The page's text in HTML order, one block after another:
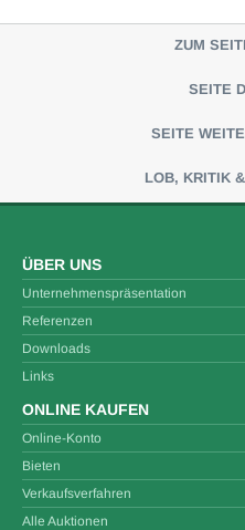
ZUM
SEITE
SEITE
LOB, KRITIK
ÜBER UNS
Unternehmenspräsentation
Referenzen
Downloads
Links
ONLINE KAUFEN
Online-Konto
Bieten
Verkaufsverfahren
Alle Auktionen